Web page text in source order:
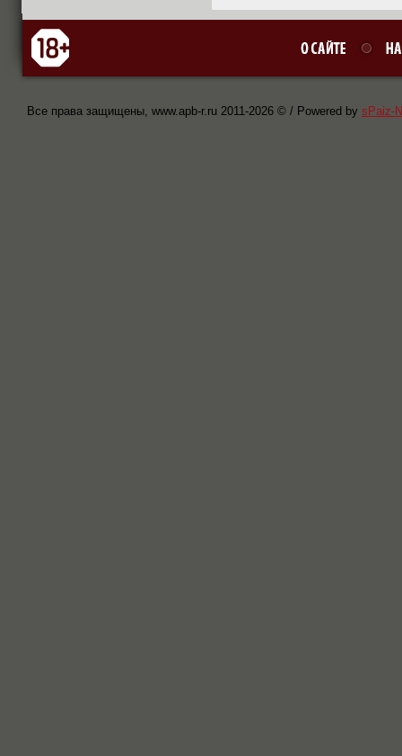
Все права защищены, www.apb-r.ru 2011-2026 © / Powered by sPaiz-